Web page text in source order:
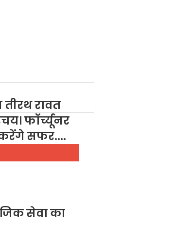
रावत
फॉर्च्यूनर
सफर....
सेवा का